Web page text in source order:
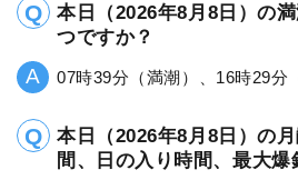
本日（2026年8月8日）の
つですか？
07時39分（満潮）、16時29分
本日（2026年8月8日）の
間、日の入り時間、最大爆